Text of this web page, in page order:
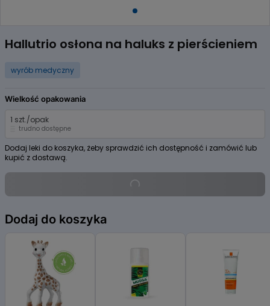
1
of
Hallutrio osłona na haluks z pierścieniem
wyrób medyczny
Wielkość opakowania
1 szt./opak
trudno dostępne
Dodaj leki do koszyka, żeby sprawdzić ich dostępność i zamówić lub
kupić z dostawą.
Dodaj do koszyka